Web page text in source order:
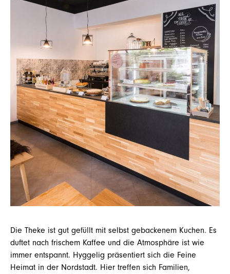
Die Theke ist gut gefüllt mit selbst gebackenem Kuchen. Es
duftet nach frischem Kaffee und die Atmosphäre ist wie
immer entspannt. Hyggelig präsentiert sich die Feine
Heimat in der Nordstadt. Hier treffen sich Familien,